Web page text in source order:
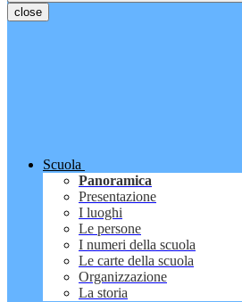
close
Scuola
Panoramica
Presentazione
I luoghi
Le persone
I numeri della scuola
Le carte della scuola
Organizzazione
La storia